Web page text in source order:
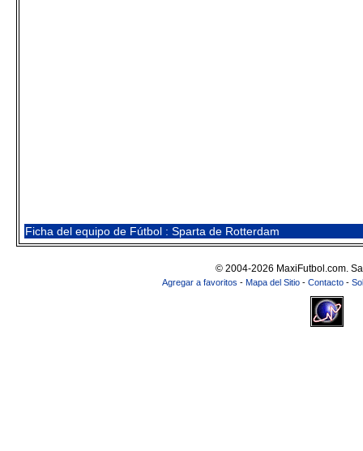
Ficha del equipo de Fútbol : Sparta de Rotterdam
© 2004-2026 MaxiFutbol.com.
Agregar a favoritos - Mapa del Sitio - Contacto -